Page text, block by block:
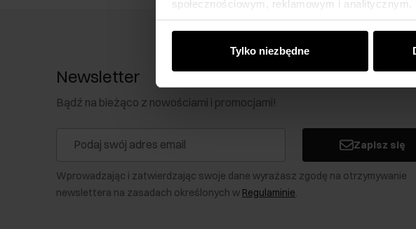
społecznościowym, reklamowym i
od Ciebie lub uzyskanymi podczas korzystania z
Tylko niezbędne
Newsletter
Bądź na bieżąco z nowościami i promocjami!
Zapisz się
Wprowadzając i zatwierdzając swoje dane wyrażasz zgodę na otrzymywanie
newslettera na zasadach określonych w Regulaminie.